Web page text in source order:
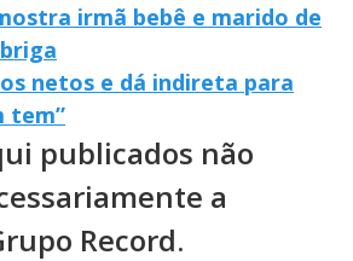
irmã bebê e marido de
netos e dá indireta para
tem”
publicados não
a
Record.